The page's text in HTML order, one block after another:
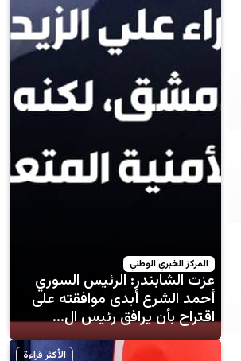
المركز الخبري الوطني
عزت الشابندر: الرئيس السوري
أحمد الشرع أبدى موافقته على
اقتراح بأن يرافق رئيس ال...
الأكثر قراءة